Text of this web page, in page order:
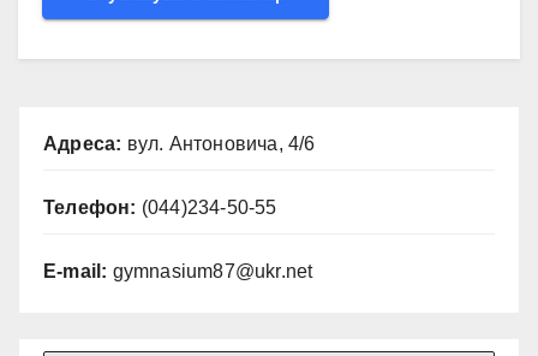
Адреса: вул. Антоновича, 4/6
Телефон: (044)234-50-55
E-mail: gymnasium87@ukr.net